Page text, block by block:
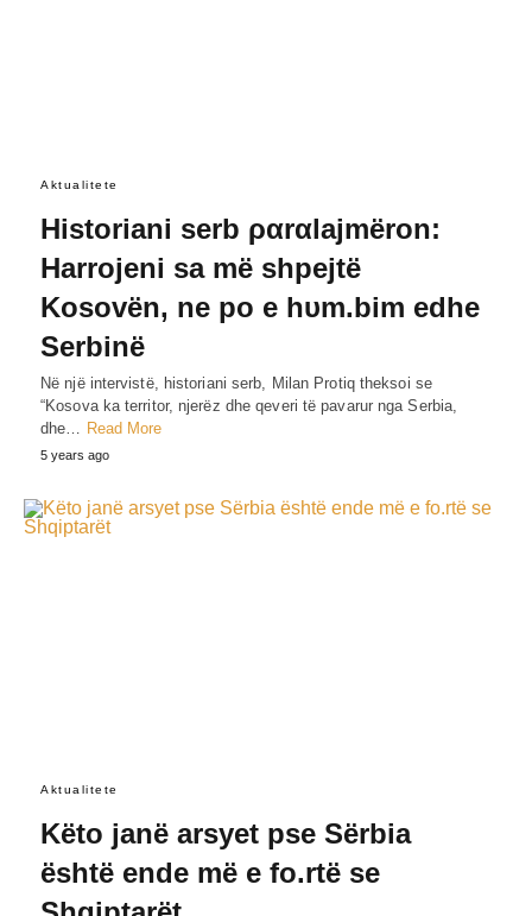
Aktualitete
Historiani serb ραrαlajmëron:
Harrojeni sa më shpejtë
Kosovën, ne po e hυm.bim edhe
Serbinë
Në një intervistë, historiani serb, Milan Protiq theksoi se
“Kosova ka territor, njerëz dhe qeveri të pavarur nga Serbia,
dhe… Read More
5 years ago
Aktualitete
Këto janë arsyet pse Sërbia
është ende më e fo.rtë se